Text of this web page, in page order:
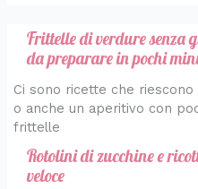
Frittelle di verdure senza
da preparare in pochi
Ci sono ricette che
o anche un aperitivo con
frittelle
Rotolini di zucchine e
veloce